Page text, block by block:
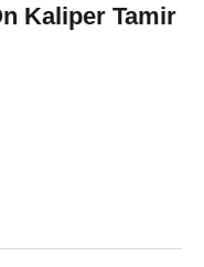
Kaliper Tamir